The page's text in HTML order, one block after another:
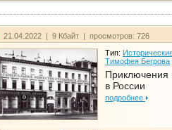
21.04.2022 | 9 Кбайт | просмотров: 726
Тип:
Тимофея Бегрова
Приключения
в России
подробнее